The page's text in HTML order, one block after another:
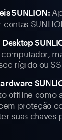
SUNLION:
rígido ou
offline como
proteção
suas chaves